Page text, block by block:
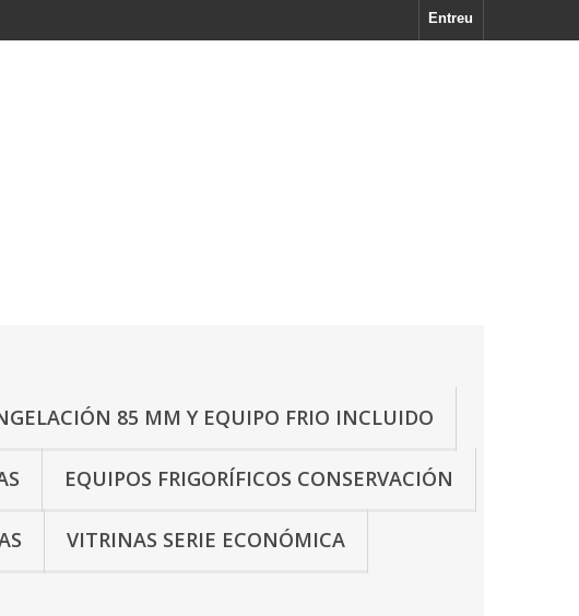
Entreu
85 MM Y EQUIPO FRIO INCLUIDO
EQUIPOS FRIGORÍFICOS CONSERVACIÓN
VITRINAS SERIE ECONÓMICA